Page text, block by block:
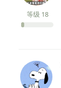
等级 18